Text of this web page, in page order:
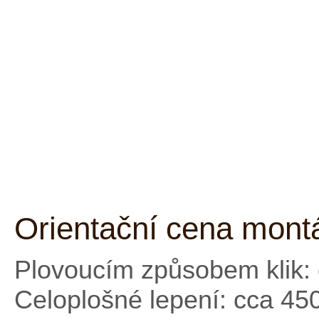
Orientační cena
Plovoucím způsobem
Celoplošné lepení: cca